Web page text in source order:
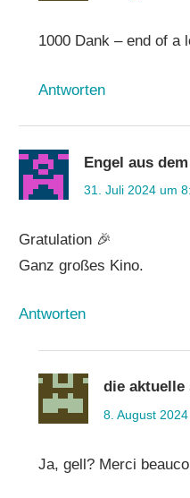
1000 Dank – end of a
Antworten
Engel aus
31. Juli 2024 um
Gratulation 🎉
Ganz großes Kino.
Antworten
die aktuelle
8. August
Ja, gell? Merci